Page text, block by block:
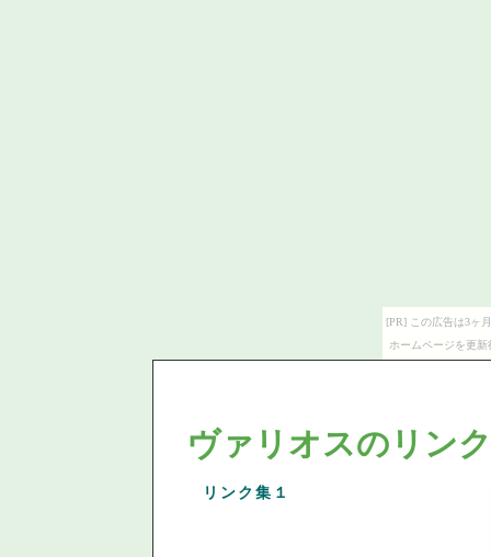
[PR] この広告は3ヶ
ホームページを更
ヴァリオスのリン
リンク集１